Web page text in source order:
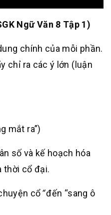
Ngữ Văn 8 Tập 1)
chính của mỗi phần.
chỉ ra các ý lớn (luận
mắt ra”)
số và kế hoạch hóa
thời cổ đại.
cổ“đến “sang ô